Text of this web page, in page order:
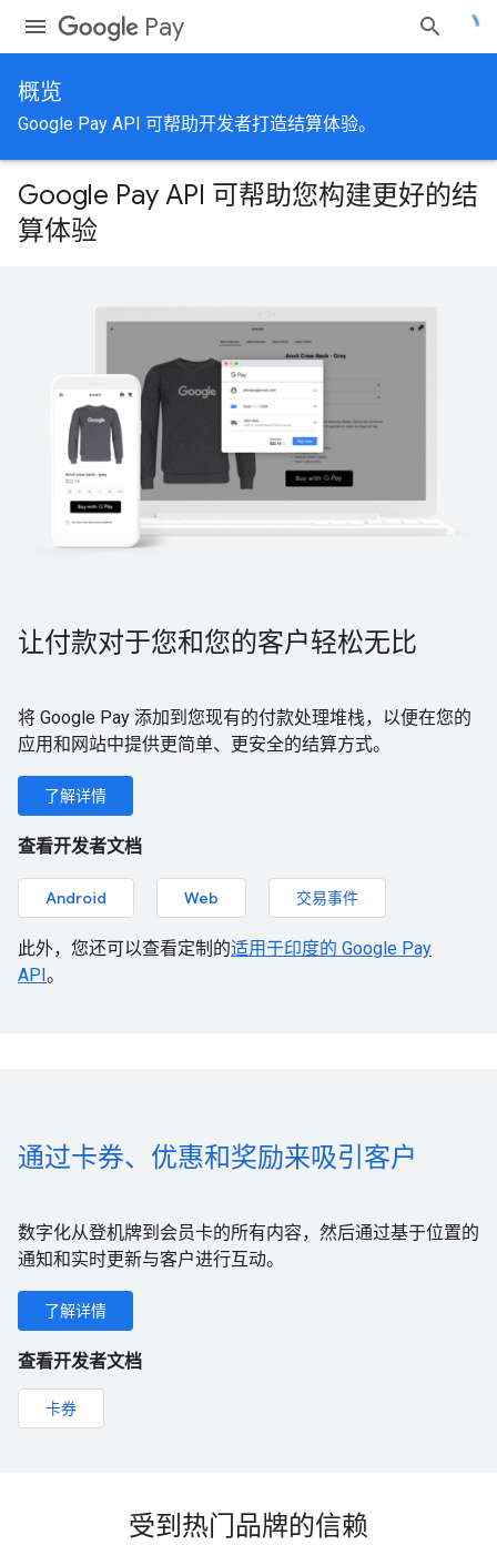
Pay
概览
Google Pay API 可帮助开发者打造结算体验。
Google Pay API 可帮助您构建更好的结
算体验
让付款对于您和您的客户轻松无比
将 Google Pay 添加到您现有的付款处理堆栈，以便在您的
应用和网站中提供更简单、更安全的结算方式。
了解详情
查看开发者文档
Android Web 交易事件
此外，您还可以查看定制的适用于印度的 Google Pay
API 。
通过卡券、优惠和奖励来吸引客户
数字化从登机牌到会员卡的所有内容，然后通过基于位置的
通知和实时更新与客户进行互动。
了解详情
查看开发者文档
卡券
受到热门品牌的信赖